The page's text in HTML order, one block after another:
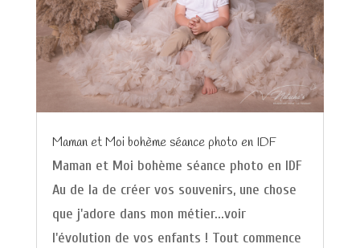
Maman et Moi bohème séance photo en IDF
Maman et Moi bohème séance photo en IDF
Au de la de créer vos souvenirs, une chose
que j'adore dans mon métier...voir
l'évolution de vos enfants ! Tout commence